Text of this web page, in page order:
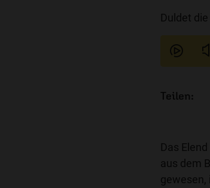
Duldet
Das
aus dem
gewesen,